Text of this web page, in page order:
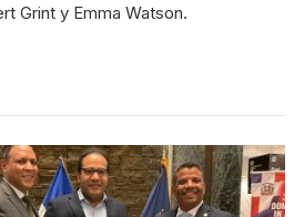
Grint y Emma Watson.